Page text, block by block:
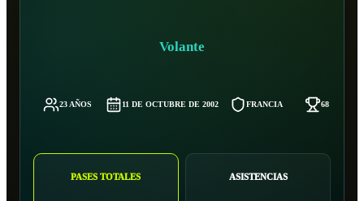
Volante
23 AÑOS 11 DE OCTUBRE DE 2002 FRANCIA 68 KG
PASES TOTALES ASISTENCIAS